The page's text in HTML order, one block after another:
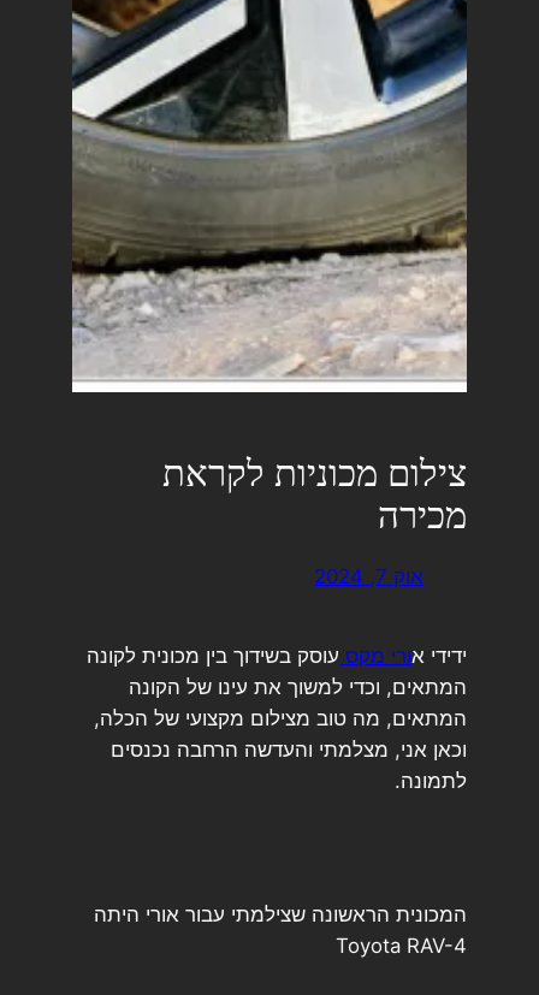
צילום מכוניות לקראת
מכירה
אוק 7, 2024
ידידי אורי מקס עוסק בשידוך בין מכונית לקונה
המתאים, וכדי למשוך את עינו של הקונה
המתאים, מה טוב מצילום מקצועי של הכלה,
וכאן אני, מצלמתי והעדשה הרחבה נכנסים
לתמונה.
המכונית הראשונה שצילמתי עבור אורי היתה
Toyota RAV-4